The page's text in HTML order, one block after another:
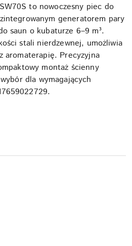
to nowoczesny piec do
generatorem pary
saun o kubaturze 6–9 m³.
stali nierdzewnej, umożliwia
aromaterapię. Precyzyjna
montaż ścienny
dla wymagających